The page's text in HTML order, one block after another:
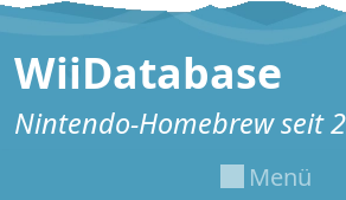
Zum Inhalt springen
WiiDatabase
Nintendo-Homebrew seit
Menü